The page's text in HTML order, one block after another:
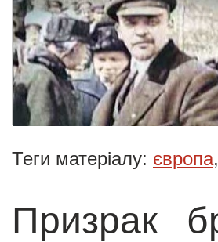
Теги матеріалу: європа,
Призрак